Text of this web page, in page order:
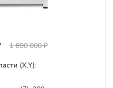
1 890 000 ₽
(Х,Y):